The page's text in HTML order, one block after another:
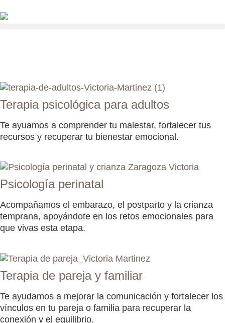
Terapia psicológica para adultos
Te ayuamos a comprender tu malestar, fortalecer tus
recursos y recuperar tu bienestar emocional.
Psicología perinatal
Acompañamos el embarazo, el postparto y la crianza
temprana, apoyándote en los retos emocionales para
que vivas esta etapa.
Terapia de pareja y familiar
Te ayudamos a mejorar la comunicación y fortalecer los
vínculos en tu pareja o familia para recuperar la
conexión y el equilibrio.